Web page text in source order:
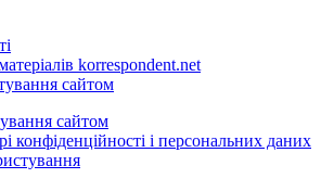
korrespondent.net
сайтом
сайтом
конфіденційності і персональних даних